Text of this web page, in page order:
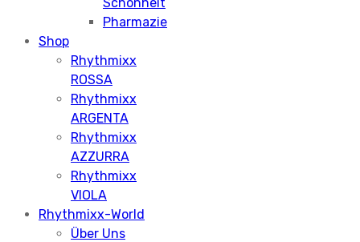
Pharmazie
Shop
Rhythmixx
ROSSA
Rhythmixx
ARGENTA
Rhythmixx
AZZURRA
Rhythmixx
VIOLA
Rhythmixx-World
Über Uns